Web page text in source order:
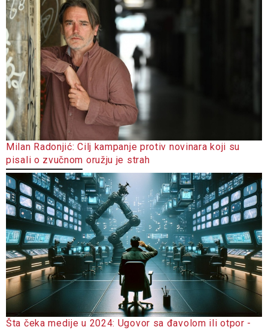
Milan Radonjić: Cilj kampanje protiv novinara koji su
pisali o zvučnom oružju je strah
Šta čeka medije u 2024: Ugovor sa đavolom ili otpor -